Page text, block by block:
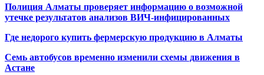
Полиция Алматы проверяет информацию о возможной
утечке результатов анализов ВИЧ-инфицированных
Где недорого купить фермерскую продукцию в Алматы
Семь автобусов временно изменили схемы движения в
Астане